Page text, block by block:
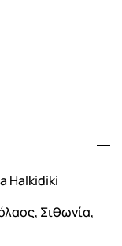
Halkidiki
Σιθωνία,